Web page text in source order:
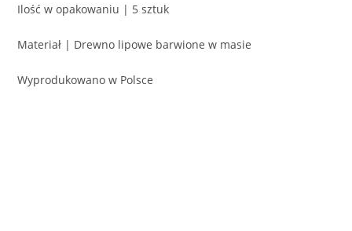
Ilość w opakowaniu | 5 sztuk
Materiał | Drewno lipowe barwione w masie
Wyprodukowano w Polsce